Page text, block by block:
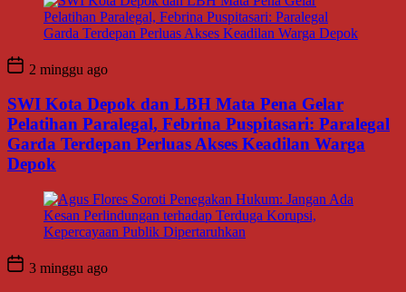
2 minggu ago
SWI Kota Depok dan LBH Mata Pena Gelar
Pelatihan Paralegal, Febrina Puspitasari: Paralegal
Garda Terdepan Perluas Akses Keadilan Warga
Depok
3 minggu ago